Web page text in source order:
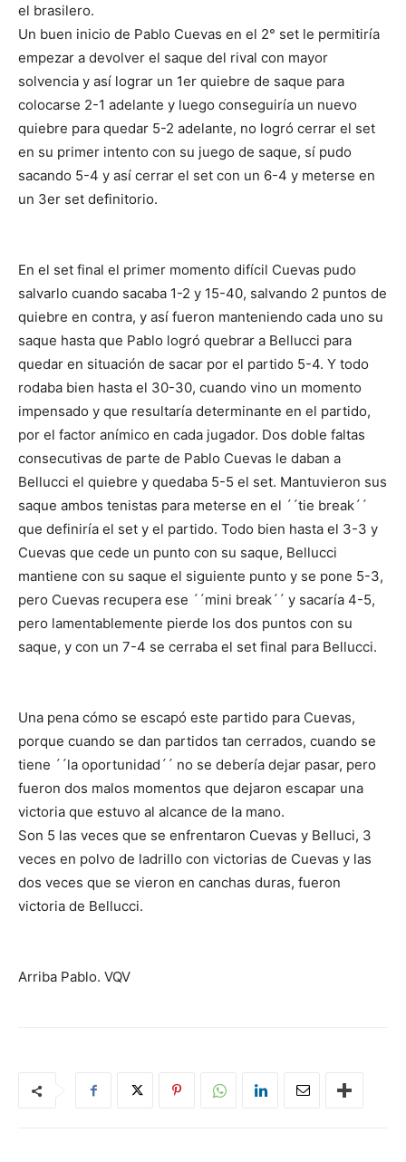
el brasilero.
Un buen inicio de Pablo Cuevas en el 2° set le permitiría
empezar a devolver el saque del rival con mayor
solvencia y así lograr un 1er quiebre de saque para
colocarse 2-1 adelante y luego conseguiría un nuevo
quiebre para quedar 5-2 adelante, no logró cerrar el set
en su primer intento con su juego de saque, sí pudo
sacando 5-4 y así cerrar el set con un 6-4 y meterse en
un 3er set definitorio.
En el set final el primer momento difícil Cuevas pudo
salvarlo cuando sacaba 1-2 y 15-40, salvando 2 puntos de
quiebre en contra, y así fueron manteniendo cada uno su
saque hasta que Pablo logró quebrar a Bellucci para
quedar en situación de sacar por el partido 5-4. Y todo
rodaba bien hasta el 30-30, cuando vino un momento
impensado y que resultaría determinante en el partido,
por el factor anímico en cada jugador. Dos doble faltas
consecutivas de parte de Pablo Cuevas le daban a
Bellucci el quiebre y quedaba 5-5 el set. Mantuvieron sus
saque ambos tenistas para meterse en el ´´tie break´´
que definiría el set y el partido. Todo bien hasta el 3-3 y
Cuevas que cede un punto con su saque, Bellucci
mantiene con su saque el siguiente punto y se pone 5-3,
pero Cuevas recupera ese ´´mini break´´ y sacaría 4-5,
pero lamentablemente pierde los dos puntos con su
saque, y con un 7-4 se cerraba el set final para Bellucci.
Una pena cómo se escapó este partido para Cuevas,
porque cuando se dan partidos tan cerrados, cuando se
tiene ´´la oportunidad´´ no se debería dejar pasar, pero
fueron dos malos momentos que dejaron escapar una
victoria que estuvo al alcance de la mano.
Son 5 las veces que se enfrentaron Cuevas y Belluci, 3
veces en polvo de ladrillo con victorias de Cuevas y las
dos veces que se vieron en canchas duras, fueron
victoria de Bellucci.
Arriba Pablo. VQV